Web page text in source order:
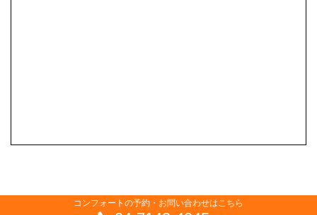
コンフォートの予約・お問い合わせはこちら